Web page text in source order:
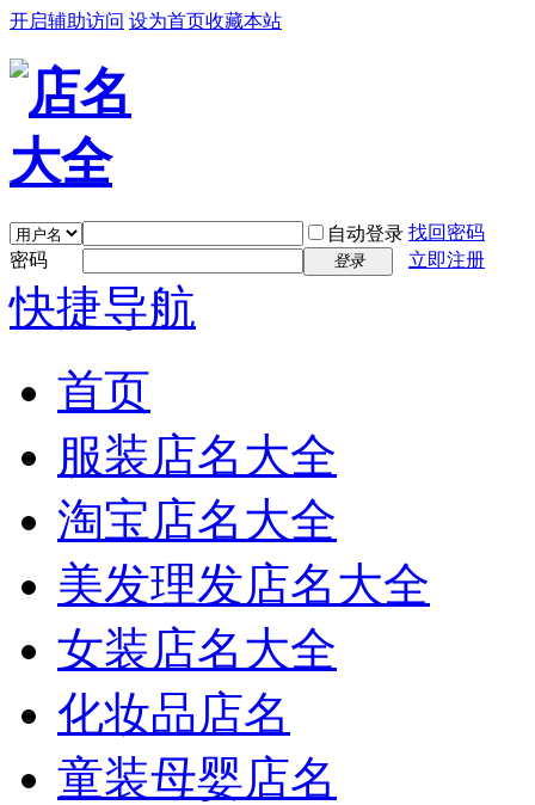
开启辅助访问 设为首页收藏本站
自动登录 找回密码
密码
登录 立即注册
快捷导航
首页
服装店名大全
淘宝店名大全
美发理发店名大全
女装店名大全
化妆品店名
童装母婴店名